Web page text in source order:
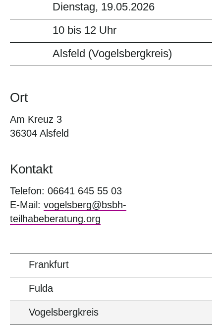
Dienstag, 19.05.2026
10 bis 12 Uhr
Alsfeld (Vogelsbergkreis)
Ort
Am Kreuz 3
36304 Alsfeld
Kontakt
Telefon: 06641 645 55 03
E-Mail: vogelsberg@bsbh-
teilhabeberatung.org
Frankfurt
Fulda
Vogelsbergkreis